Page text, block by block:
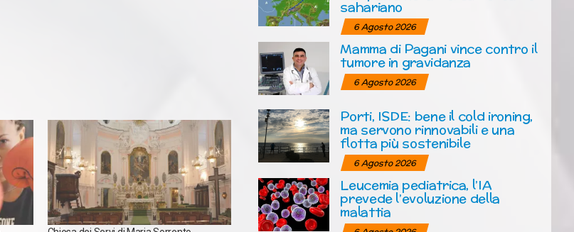
sahariano
6 Agosto 2026
Mamma di Pagani vince contro il
tumore in gravidanza
6 Agosto 2026
Porti, ISDE: bene il cold ironing,
ma servono rinnovabili e una
flotta più sostenibile
6 Agosto 2026
Leucemia pediatrica, l’IA
prevede l’evoluzione della
malattia